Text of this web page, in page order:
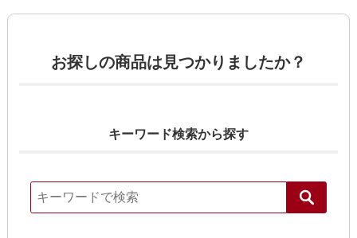
お探しの商品は見つかりましたか？
キーワード検索から探す